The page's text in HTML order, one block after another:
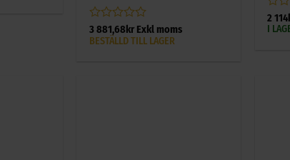
Betygsatt
0
3 881,68 krExkl moms
BESTÄLLD TILL LAGER
0
2 114
I